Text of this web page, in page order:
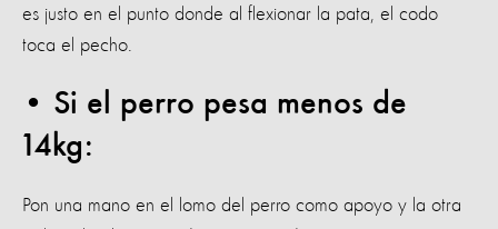
es justo en el punto donde al flexionar la pata, el codo
toca el pecho.
• Si el perro pesa menos de
14kg:
Pon una mano en el lomo del perro como apoyo y la otra